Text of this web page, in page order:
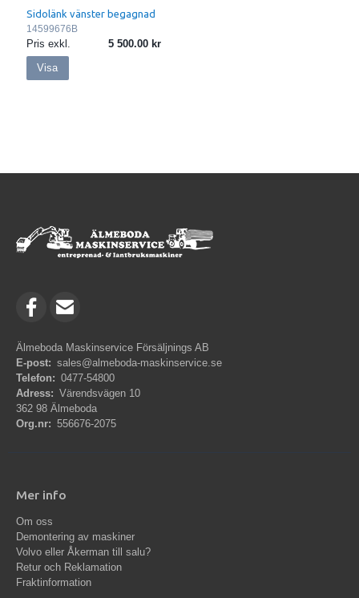
Sidolänk vänster begagnad
14599676B
Pris exkl. 5 500.00
Visa
Älmeboda Maskinservice Försäljnings AB
E-post: sales@almeboda-maskinservice.se
Telefon: 0477-54800
Adress: Värendsvägen 10
362 98 Älmeboda
Org.nr: 556676-2075
Mer info
Om oss
Demontering av maskiner
Volvo eller Åkerman till salu?
Retur och Reklamation
Fraktinformation